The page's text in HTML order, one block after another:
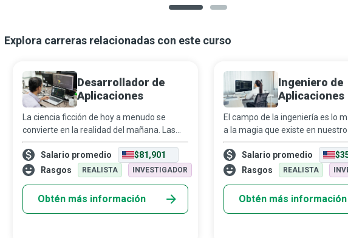
Explora carreras relacionadas con este curso
Desarrollador de
Aplicaciones
La ciencia ficción de hoy a menudo se
convierte en la realidad del mañana. Las
aplicaciones que existen actualmente y las
que están en desarrollo utilizan la
tecnología de forma creativa para dar vida
Salario promedio
$81,901
Rasgos
REALISTA INVESTIGADOR
Obtén más información
Ingeniero de
Aplicaciones
El campo de la ingeniería es lo
a la magia que existe en nuestro
Los ingenieros de aplicaciones,
de enlace entre los clientes y los
de ingeniería, utilizan los co
Salario promedio
Rasgos
REALISTA
Obtén más información